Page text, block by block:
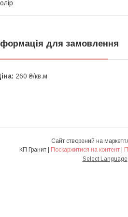
для замовлення
260 ₴/кв.м
Сайт створений на
Поскаржитися на контент
Select Language